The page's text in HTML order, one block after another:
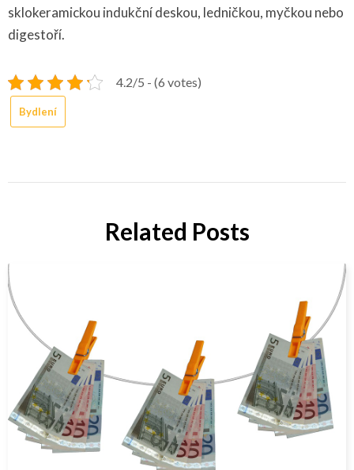
sklokeramickou indukční deskou, ledničkou, myčkou nebo
digestoří.
4.2/5 - (6 votes)
Bydlení
Related Posts